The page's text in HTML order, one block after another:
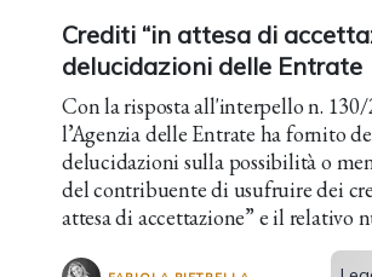
Crediti “in attesa di
delucidazioni delle Entrate
Con la risposta all'interpello n.
l’Agenzia delle Entrate ha fornito
delucidazioni sulla possibilità o
del contribuente di usufruire dei
attesa di accettazione” e il relativo